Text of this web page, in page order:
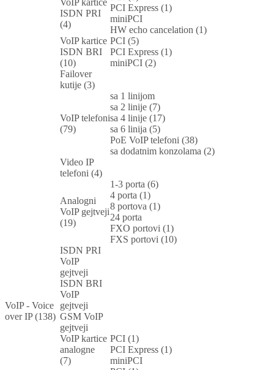
VoIP kartice
ISDN PRI
(4)
PCI Express (1)
miniPCI
HW echo cancelation (1)
VoIP kartice
ISDN BRI
(10)
PCI (5)
PCI Express (1)
miniPCI (2)
Failover
kutije (3)
VoIP - Voice
over IP (138)
VoIP telefoni
(79)
sa 1 linijom
sa 2 linije (7)
sa 4 linije (17)
sa 6 linija (5)
PoE VoIP telefoni (38)
sa dodatnim konzolama (2)
Video IP
telefoni (4)
Analogni
VoIP gejtveji
(19)
1-3 porta (6)
4 porta (1)
8 portova (1)
24 porta
FXO portovi (1)
FXS portovi (10)
ISDN PRI
VoIP
gejtveji
ISDN BRI
VoIP
gejtveji
GSM VoIP
gejtveji
VoIP kartice
analogne
(7)
PCI (1)
PCI Express (1)
miniPCI